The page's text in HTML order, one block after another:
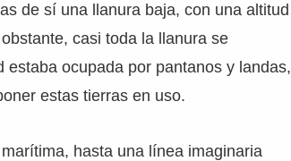
de sí una llanura baja, con una altitud
casi toda la llanura se
ocupada por pantanos y landas,
estas tierras en uso.
hasta una línea imaginaria